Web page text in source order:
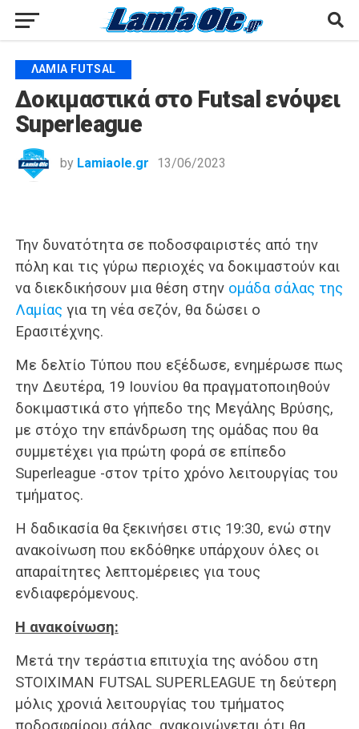
ΛΑΜΊΑ FUTSAL
Δοκιμαστικά στο Futsal ενόψει
Superleague
by Lamiaole.gr 13/06/2023
Την δυνατότητα σε ποδοσφαιριστές από την
πόλη και τις γύρω περιοχές να δοκιμαστούν και
να διεκδικήσουν μια θέση στην ομάδα σάλας της
Λαμίας για τη νέα σεζόν, θα δώσει ο
Ερασιτέχνης.
Με δελτίο Τύπου που εξέδωσε, ενημέρωσε πως
την Δευτέρα, 19 Ιουνίου θα πραγματοποιηθούν
δοκιμαστικά στο γήπεδο της Μεγάλης Βρύσης,
με στόχο την επάνδρωση της ομάδας που θα
συμμετέχει για πρώτη φορά σε επίπεδο
Superleague -στον τρίτο χρόνο λειτουργίας του
τμήματος.
Η δαδικασία θα ξεκινήσει στις 19:30, ενώ στην
ανακοίνωση που εκδόθηκε υπάρχουν όλες οι
απαραίτητες λεπτομέρειες για τους
ενδιαφερόμενους.
Η ανακοίνωση:
Μετά την τεράστια επιτυχία της ανόδου στη
STOIXIMAN FUTSAL SUPERLEAGUE τη δεύτερη
μόλις χρονιά λειτουργίας του τμήματος
ποδοσφαίρου σάλας, ανακοινώνεται ότι θα